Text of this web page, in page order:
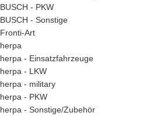
BUSCH - PKW
BUSCH - Sonstige
Fronti-Art
herpa
herpa - Einsatzfahrzeuge
herpa - LKW
herpa - military
herpa - PKW
herpa - Sonstige/Zubehör